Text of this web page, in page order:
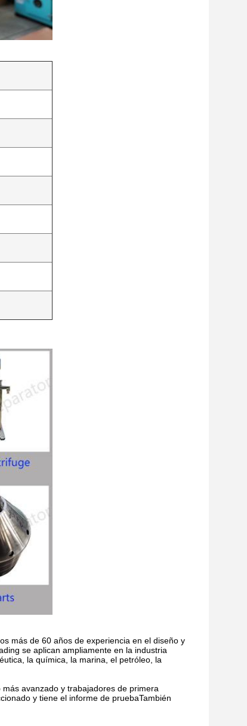
más de 60 años de experiencia en el diseño y
se aplican ampliamente en la industria
la química, la marina, el petróleo, la
avanzado y trabajadores de primera
y tiene el informe de pruebaTambién